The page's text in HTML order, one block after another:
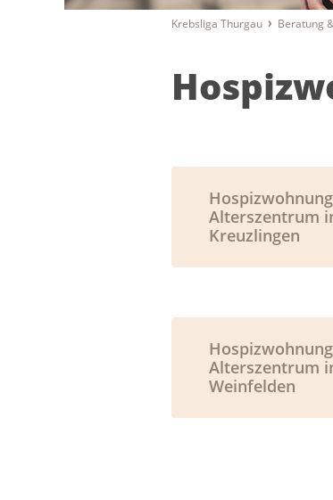
Krebsliga Thurgau Beratung
Alterszentrum
Kreuzlingen
Alterszentrum
Weinfelden